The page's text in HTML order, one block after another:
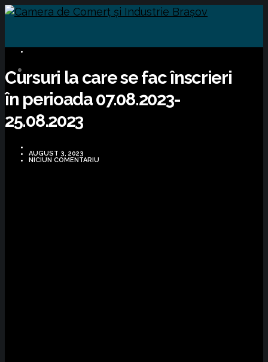
Cursuri la care se fac înscrieri
în perioada 07.08.2023-
25.08.2023
AUGUST 3, 2023
NICIUN COMENTARIU